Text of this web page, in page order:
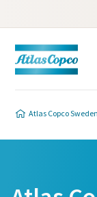
Atlas Copco Sweden